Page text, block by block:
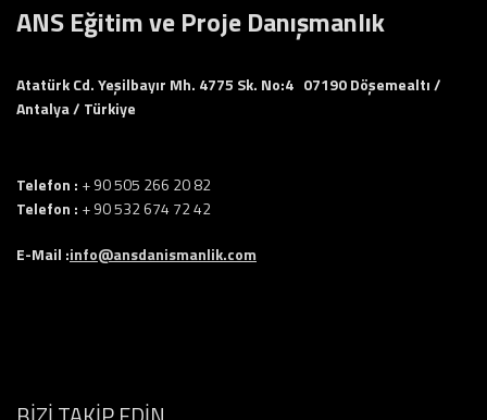
ANS Eğitim ve Proje Danışmanlık
Atatürk Cd. Yeşilbayır Mh. 4775 Sk. No:4 07190 Döşemealtı /
Antalya / Türkiye
Telefon : + 90 505 266 20 82
Telefon : + 90 532 674 72 42
E-Mail :info@ansdanismanlik.com